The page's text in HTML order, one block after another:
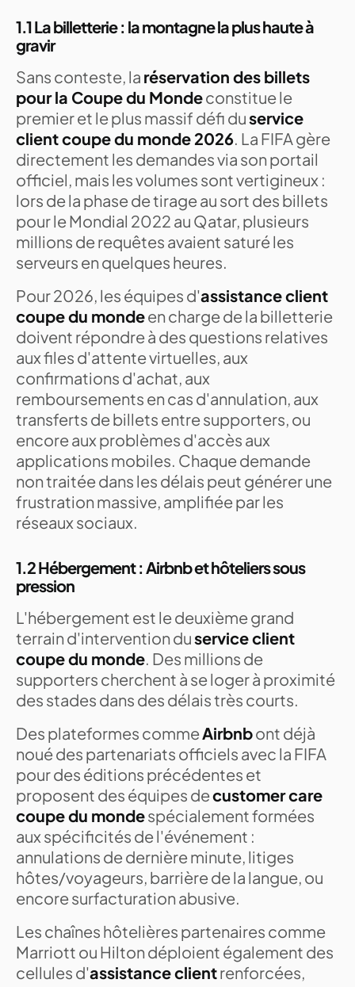
1.1 La billetterie : la montagne la plus haute à
gravir
Sans conteste, la réservation des billets
pour la Coupe du Mondeconstitue le
premier et le plus massif défi duservice
client coupe du monde 2026. La FIFA gère
directement les demandes via son portail
officiel, mais les volumes sont vertigineux :
lors de la phase de tirage au sort des billets
pour le Mondial 2022 au Qatar, plusieurs
millions de requêtes avaient saturé les
serveurs en quelques heures.
Pour 2026, les équipes d'assistance client
coupe du mondeen charge de la billetterie
doivent répondre à des questions relatives
aux files d'attente virtuelles, aux
confirmations d'achat, aux
remboursements en cas d'annulation, aux
transferts de billets entre supporters, ou
encore aux problèmes d'accès aux
applications mobiles. Chaque demande
non traitée dans les délais peut générer une
frustration massive, amplifiée par les
réseaux sociaux.
1.2 Hébergement : Airbnb et hôteliers sous
pression
L'hébergement est le deuxième grand
terrain d'intervention duservice client
coupe du monde. Des millions de
supporters cherchent à se loger à proximité
des stades dans des délais très courts.
Des plateformes commeAirbnbont déjà
noué des partenariats officiels avec la FIFA
pour des éditions précédentes et
proposent des équipes decustomer care
coupe du mondespécialement formées
aux spécificités de l'événement :
annulations de dernière minute, litiges
hôtes/voyageurs, barrière de la langue, ou
encore surfacturation abusive.
Les chaînes hôtelières partenaires comme
Marriott ou Hilton déploient également des
cellules d'assistance clientrenforcées,